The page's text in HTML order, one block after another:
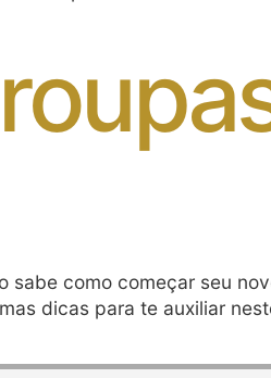
sabe como começar seu
dicas para te auxiliar